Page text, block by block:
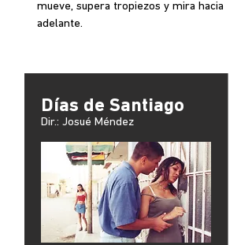
mueve, supera tropiezos y mira hacia
adelante.
Días de Santiago
Dir.: Josué Méndez